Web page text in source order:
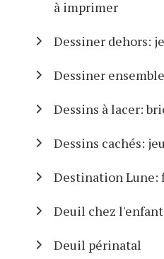
à imprimer
Dessiner dehors:
Dessiner
Dessins à lacer:
Dessins cachés:
Destination Lune:
Deuil chez l'enfant
Deuil périnatal